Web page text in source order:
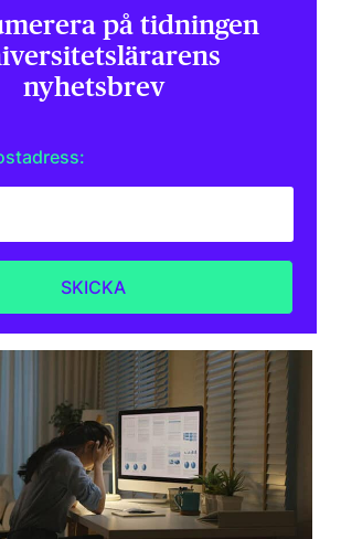
på tidningen
nyhetsbrev